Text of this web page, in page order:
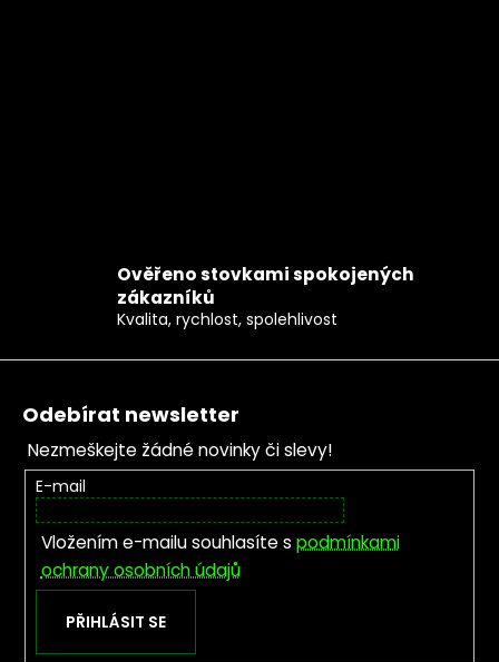
Ověřeno stovkami spokojených
zákazníků
Kvalita, rychlost, spolehlivost
Zápatí
Odebírat newsletter
Nezmeškejte žádné novinky či slevy!
E-mail
Vložením e-mailu souhlasíte s podmínkami
ochrany osobních údajů
PŘIHLÁSIT SE